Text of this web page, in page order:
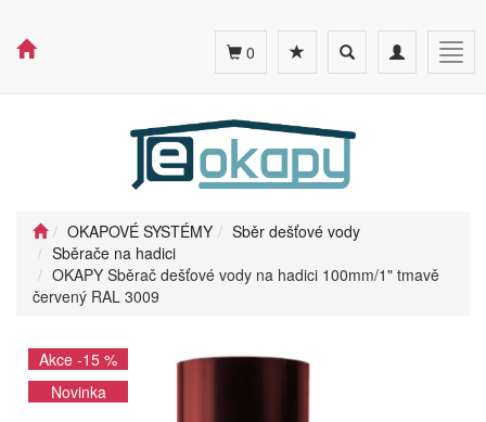
Toggle
navigation
Toggle
search
0
OKAPOVÉ SYSTÉMY
Sběr dešťové vody
Sběrače na hadici
OKAPY Sběrač dešťové vody na hadici 100mm/1" tmavě
červený RAL 3009
Akce -15 %
Novinka